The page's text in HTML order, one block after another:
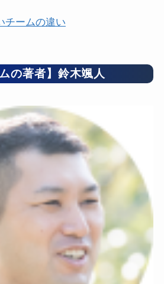
チームの違い
ムの著者】鈴木颯人